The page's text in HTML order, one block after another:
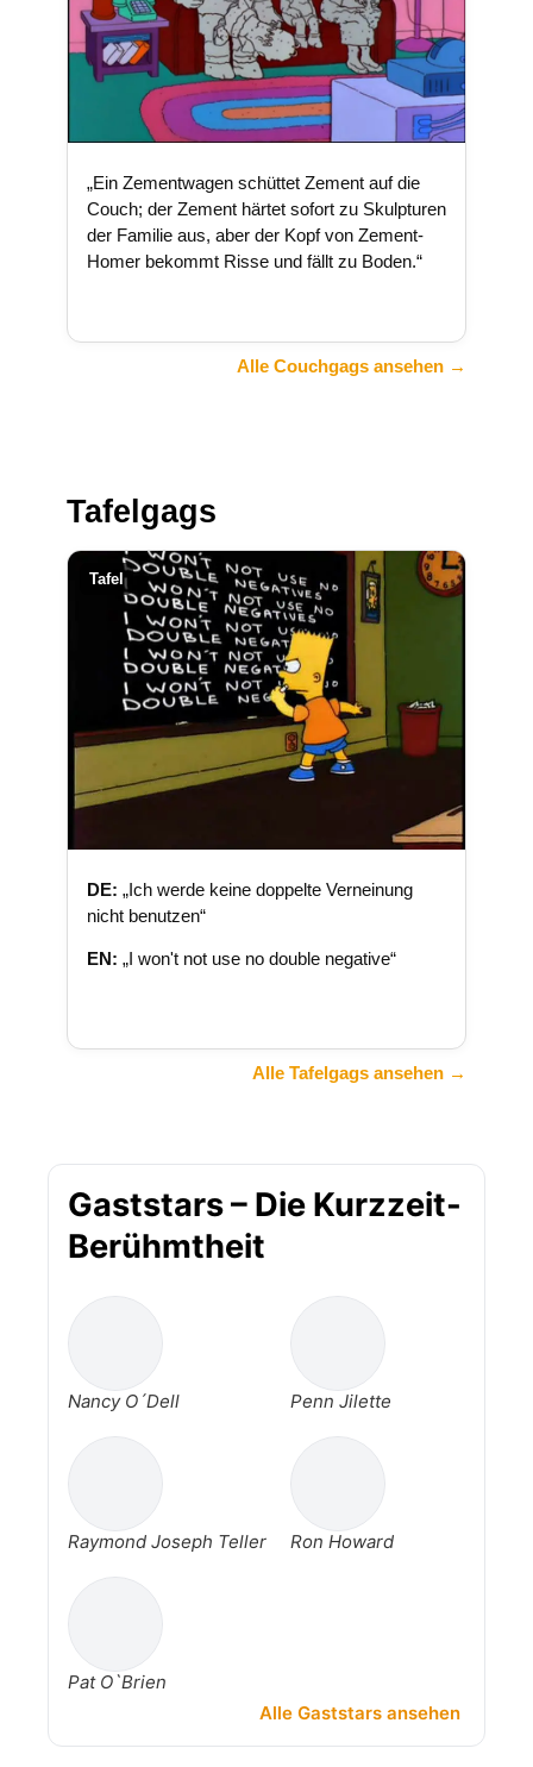
„Ein Zementwagen schüttet Zement auf die
Couch; der Zement härtet sofort zu Skulpturen
der Familie aus, aber der Kopf von Zement-
Homer bekommt Risse und fällt zu Boden.“
Alle Couchgags ansehen →
Tafelgags
Tafel
DE: „Ich werde keine doppelte Verneinung
nicht benutzen“
EN: „I won't not use no double negative“
Alle Tafelgags ansehen →
Gaststars – Die Kurzzeit-
Berühmtheit
Nancy O´Dell Penn Jilette
Raymond Joseph Teller Ron Howard
Pat O`Brien
Alle Gaststars ansehen